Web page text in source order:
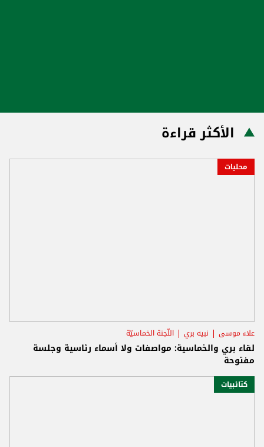
الأكثر قراءة
محليات
علاء موسى نبيه بري اللّجنة الخماسيّة
لقاء بري والخماسية: مواصفات ولا أسماء رئاسية وجلسة
مفتوحة
كتائبيات